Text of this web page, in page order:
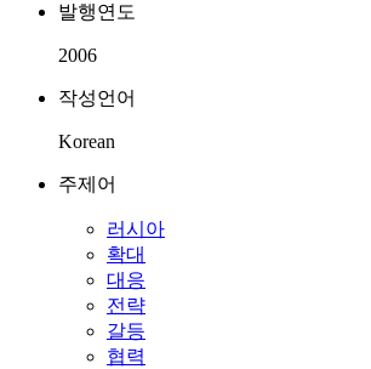
발행연도
2006
작성언어
Korean
주제어
러시아
확대
대응
전략
갈등
협력